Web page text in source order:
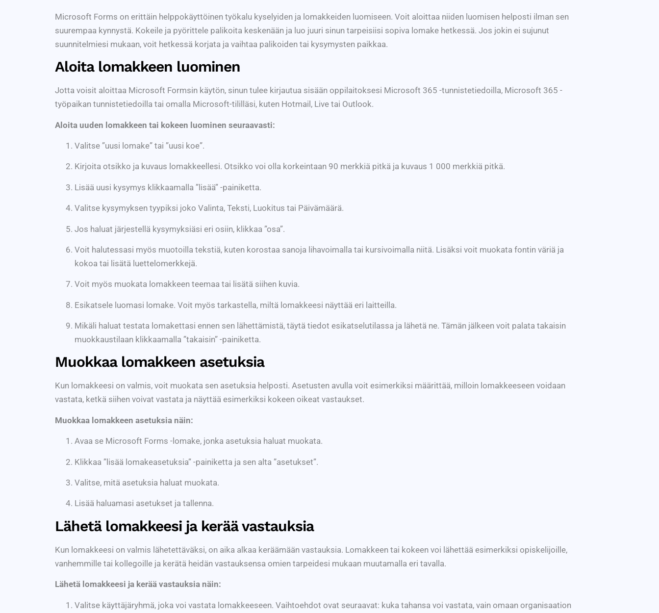
Microsoft Forms on erittäin helppokäyttöinen työkalu kyselyiden ja lomakkeiden luomiseen. Voit aloittaa niiden luomisen helposti ilman sen
suurempaa kynnystä. Kokeile ja pyörittele palikoita keskenään ja luo juuri sinun tarpeisiisi sopiva lomake hetkessä. Jos jokin ei sujunut
suunnitelmiesi mukaan, voit hetkessä korjata ja vaihtaa palikoiden tai kysymysten paikkaa.
Aloita lomakkeen luominen
Jotta voisit aloittaa Microsoft Formsin käytön, sinun tulee kirjautua sisään oppilaitoksesi Microsoft 365 -tunnistetiedoilla, Microsoft 365 -
työpaikan tunnistetiedoilla tai omalla Microsoft-tililläsi, kuten Hotmail, Live tai Outlook.
Aloita uuden lomakkeen tai kokeen luominen seuraavasti:
Valitse ”uusi lomake” tai ”uusi koe”.
Kirjoita otsikko ja kuvaus lomakkeellesi. Otsikko voi olla korkeintaan 90 merkkiä pitkä ja kuvaus 1 000 merkkiä pitkä.
Lisää uusi kysymys klikkaamalla ”lisää” -painiketta.
Valitse kysymyksen tyypiksi joko Valinta, Teksti, Luokitus tai Päivämäärä.
Jos haluat järjestellä kysymyksiäsi eri osiin, klikkaa ”osa”.
Voit halutessasi myös muotoilla tekstiä, kuten korostaa sanoja lihavoimalla tai kursivoimalla niitä. Lisäksi voit muokata fontin väriä ja
kokoa tai lisätä luettelomerkkejä.
Voit myös muokata lomakkeen teemaa tai lisätä siihen kuvia.
Esikatsele luomasi lomake. Voit myös tarkastella, miltä lomakkeesi näyttää eri laitteilla.
Mikäli haluat testata lomakettasi ennen sen lähettämistä, täytä tiedot esikatselutilassa ja lähetä ne. Tämän jälkeen voit palata takaisin
muokkaustilaan klikkaamalla ”takaisin” -painiketta.
Muokkaa lomakkeen asetuksia
Kun lomakkeesi on valmis, voit muokata sen asetuksia helposti. Asetusten avulla voit esimerkiksi määrittää, milloin lomakkeeseen voidaan
vastata, ketkä siihen voivat vastata ja näyttää esimerkiksi kokeen oikeat vastaukset.
Muokkaa lomakkeen asetuksia näin:
Avaa se Microsoft Forms -lomake, jonka asetuksia haluat muokata.
Klikkaa ”lisää lomakeasetuksia” -painiketta ja sen alta ”asetukset”.
Valitse, mitä asetuksia haluat muokata.
Lisää haluamasi asetukset ja tallenna.
Lähetä lomakkeesi ja kerää vastauksia
Kun lomakkeesi on valmis lähetettäväksi, on aika alkaa keräämään vastauksia. Lomakkeen tai kokeen voi lähettää esimerkiksi opiskelijoille,
vanhemmille tai kollegoille ja kerätä heidän vastauksensa omien tarpeidesi mukaan muutamalla eri tavalla.
Lähetä lomakkeesi ja kerää vastauksia näin:
Valitse käyttäjäryhmä, joka voi vastata lomakkeeseen. Vaihtoehdot ovat seuraavat: kuka tahansa voi vastata, vain omaan organisaation